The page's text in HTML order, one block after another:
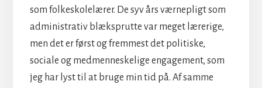
som folkeskolelærer. De syv års værnepligt som
administrativ blæksprutte var meget lærerige,
men det er først og fremmest det politiske,
sociale og medmenneskelige engagement, som
jeg har lyst til at bruge min tid på. Af samme